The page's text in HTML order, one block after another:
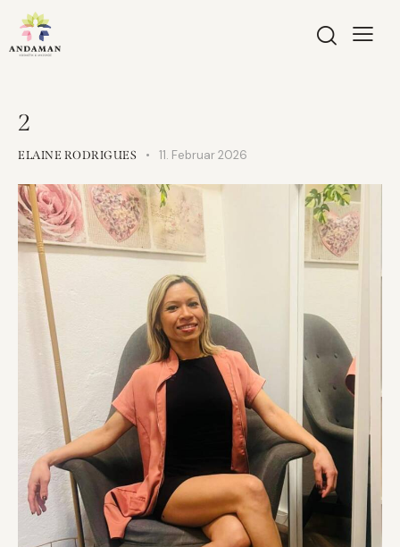
2
ELAINE RODRIGUES 11. Februar 2026